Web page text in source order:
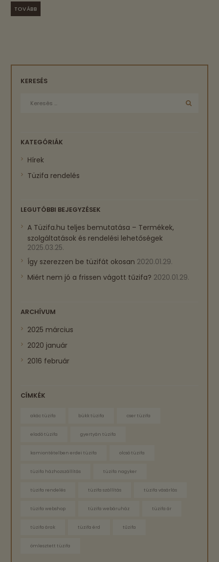
TOVÁBB
KERESÉS
KATEGÓRIÁK
Hírek
Tüzifa rendelés
LEGUTÓBBI BEJEGYZÉSEK
A Tüzifa.hu teljes bemutatása – Termékek,
szolgáltatások és rendelési lehetőségek
2025.03.25.
Így szerezzen be tüzifát okosan 2020.01.29.
Miért nem jó a frissen vágott tűzifa? 2020.01.29.
ARCHÍVUM
2025 március
2020 január
2016 február
CÍMKÉK
akác tüzifa bükk tüzifa cser tüzifa
eladó tüzifa gyertyán tüzifa
kamiontételben erdei tüzifa olcsó tüzifa
tüzifa házhozszállítás tüzifa nagyker
tüzifa rendelés tüzifa szállítás tüzifa vásárlás
tüzifa webshop tüzifa webáruház tüzifa ár
tüzifa árak tüzifa érd tűzifa
ömlesztett tüzifa